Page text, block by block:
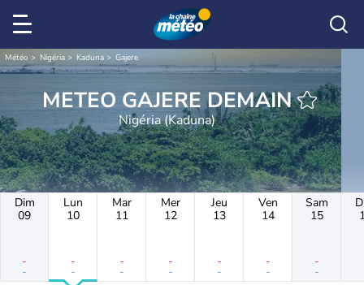
Météo Nigéria Kaduna Gajere
METEO GAJERE DEMAIN
Nigéria (Kaduna)
Dim
09
-
-
Lun
10
-
-
Mar
11
-
-
Mer
12
-
-
Jeu
13
-
-
Ven
14
-
-
Sam
15
-
-